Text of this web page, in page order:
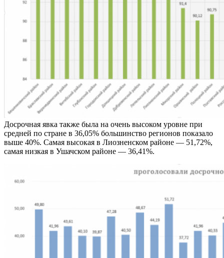
Досрочная явка также была на очень высоком уровне при
средней по стране в 36,05% большинство регионов показало
выше 40%. Самая высокая в Лиозненском районе — 51,72%,
самая низкая в Ушачском районе — 36,41%.